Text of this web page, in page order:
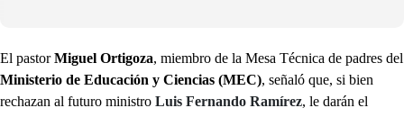
El pastorMiguel Ortigoza, miembro de la Mesa Técnica de padres del
Ministerio de Educación y Ciencias (MEC), señaló que, si bien
rechazan al futuro ministro Luis Fernando Ramírez, le darán el